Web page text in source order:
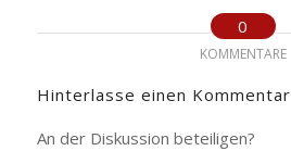
0
KOMMENTARE
Hinterlasse einen Kommentar
An der Diskussion beteiligen?